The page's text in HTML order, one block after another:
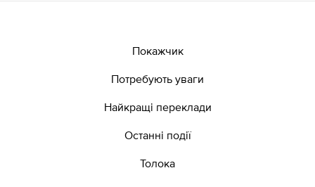
Покажчик
Потребують уваги
Найкращі переклади
Останні події
Толока